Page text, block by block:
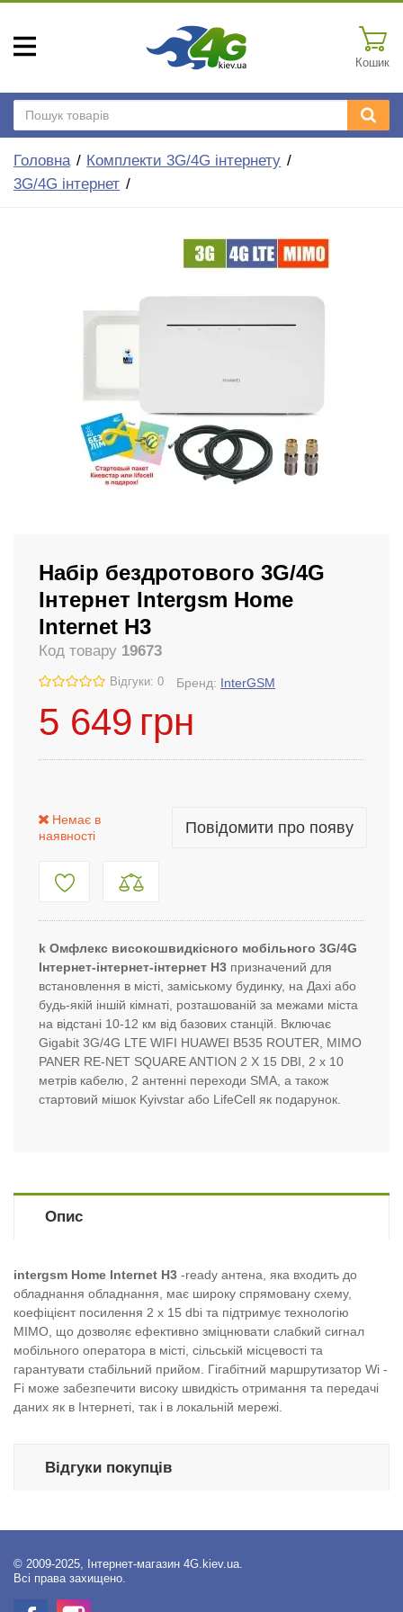
Кошик
Головна
Комплекти 3G/4G інтернету
3G/4G інтернет
Набір бездротового 3G/4G
Інтернет Intergsm Home
Internet H3
Код товару 19673
Відгуки: 0 Бренд: InterGSM
5 649 грн
Немає в
наявності
Повідомити про появу
k Омфлекс високошвидкісного мобільного 3G/4G
Інтернет-інтернет-інтернет H3 призначений для
встановлення в місті, заміському будинку, на Дахі або
будь-якій іншій кімнаті, розташованій за межами міста
на відстані 10-12 км від базових станцій. Включає
Gigabit 3G/4G LTE WIFI HUAWEI B535 ROUTER, MIMO
PANER RE-NET SQUARE ANTION 2 X 15 DBI, 2 x 10
метрів кабелю, 2 антенні переходи SMA, а також
стартовий мішок Kyivstar або LifeCell як подарунок.
Опис
intergsm Home Internet H3 -ready антена, яка входить до
обладнання обладнання, має широку спрямовану схему,
коефіцієнт посилення 2 x 15 dbi та підтримує технологію
MIMO, що дозволяє ефективно зміцнювати слабкий сигнал
мобільного оператора в місті, сільській місцевості та
гарантувати стабільний прийом. Гігабітний маршрутизатор Wi -
Fi може забезпечити високу швидкість отримання та передачі
даних як в Інтернеті, так і в локальній мережі.
Відгуки покупців
© 2009-2025, Інтернет-магазин 4G.kiev.ua.
Всі права захищено.